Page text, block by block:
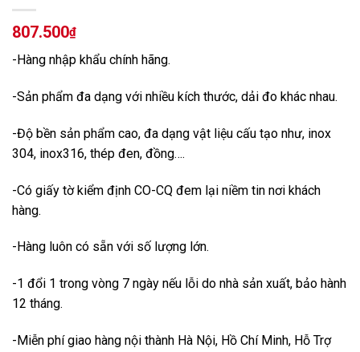
807.500₫
-Hàng nhập khẩu chính hãng.
-Sản phẩm đa dạng với nhiều kích thước, dải đo khác nhau.
-Độ bền sản phẩm cao, đa dạng vật liệu cấu tạo như, inox
304, inox316, thép đen, đồng….
-Có giấy tờ kiểm định CO-CQ đem lại niềm tin nơi khách
hàng.
-Hàng luôn có sẵn với số lượng lớn.
-1 đổi 1 trong vòng 7 ngày nếu lỗi do nhà sản xuất, bảo hành
12 tháng.
-Miễn phí giao hàng nội thành Hà Nội, Hồ Chí Minh, Hỗ Trợ